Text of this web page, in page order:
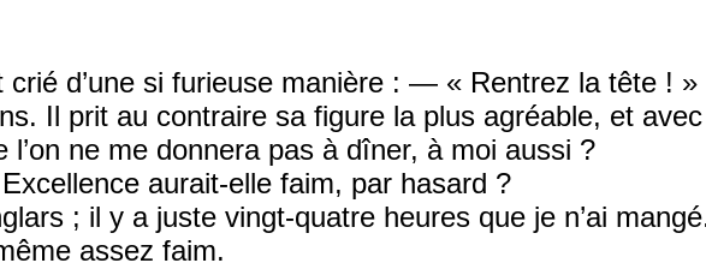
d’une si furieuse manière : — « Rentrez la tête ! »
Il prit au contraire sa figure la plus agréable, et
ne me donnera pas à dîner, à moi aussi ?
aurait-elle faim, par hasard ?
; il y a juste vingt-quatre heures que je n’ai
assez faim.